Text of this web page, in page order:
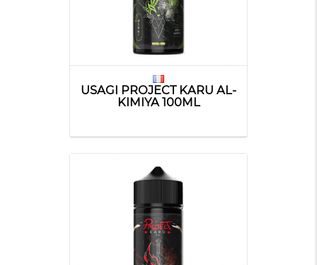
USAGI PROJECT KARU AL-
KIMIYA 100ML